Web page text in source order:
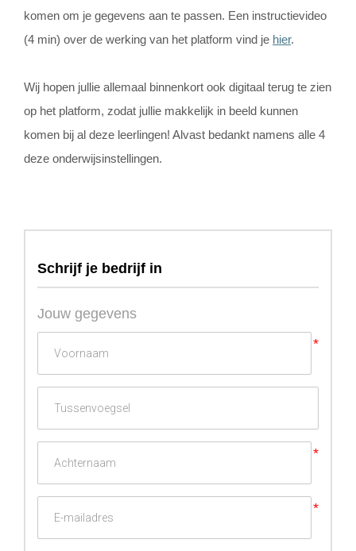
komen om je gegevens aan te passen. Een instructievideo
(4 min) over de werking van het platform vind je hier.
Wij hopen jullie allemaal binnenkort ook digitaal terug te zien
op het platform, zodat jullie makkelijk in beeld kunnen
komen bij al deze leerlingen! Alvast bedankt namens alle 4
deze onderwijsinstellingen.
Schrijf je bedrijf in
Jouw gegevens